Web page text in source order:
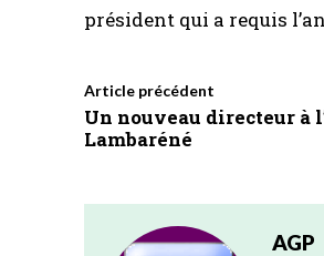
président qui a requis
Article précédent
Un nouveau directeur à
Lambaréné
AGP